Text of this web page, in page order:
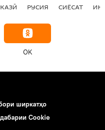
РУСИЯ СИЁСАТ
OK
ширкатҳо
Cookie